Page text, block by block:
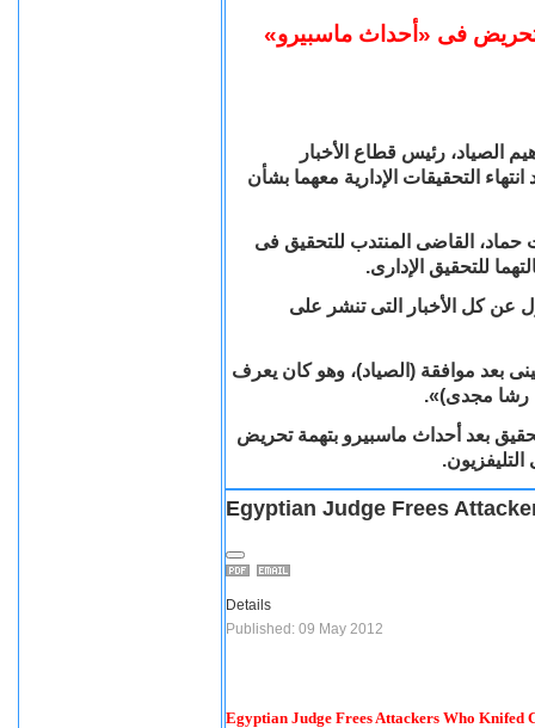
فى «أحداث ماسبيرو»
الصياد، رئيس قطاع الأخبار
التحقيقات الإدارية معهما بشأن
حماد، القاضى المنتدب للتحقيق فى
للتحقيق الإدارى.
عن كل الأخبار التى تنشر على
بعد موافقة (الصياد)، وهو كان يعرف
رشا مجدى)».
بعد أحداث ماسبيرو بتهمة تحريض
.
Egyptian Judge Frees
Details
Published: 09 May 2012
Egyptian Judge Frees Attackers Who Knifed